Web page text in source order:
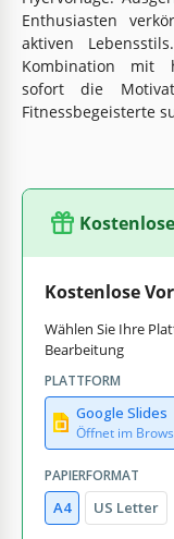
Enthusiasten
aktiven
Kombination mit
sofort die
Fitnessbegeisterte
Kostenlose
Wählen Sie Ihre
Bearbeitung
PLATTFORM
Google Slides
Öffnet im
PAPIERFORMAT
A4 US Letter